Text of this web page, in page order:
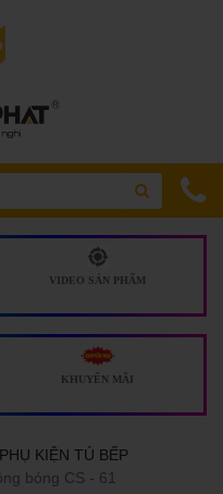
VIDEO SẢN PHẨM
KHUYẾN MÃI
PHỤ KIỆN TỦ BẾP
bóng CS - 61